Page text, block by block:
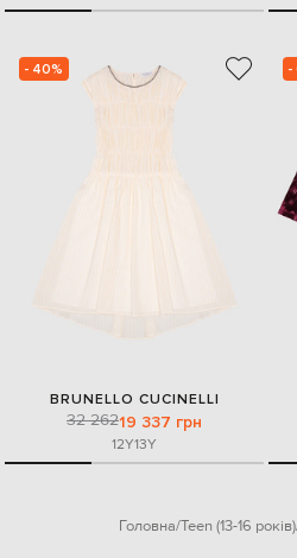
- 40%
BRUNELLO CUCINELLI
32 26219 337 грн
12Y13Y
-
Головна Teen (13-16 років)